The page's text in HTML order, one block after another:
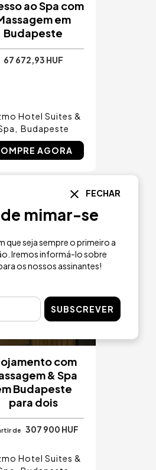
ao Spa com
em
Budapeste
67 672,93 HUF
Hotel Suites &
Budapeste
AGORA
com
& Spa
Budapeste
para dois
de 307 900 HUF
Hotel Suites &
FECHAR
mimar-se
que seja sempre o primeiro a
Iremos informá-lo sobre
os nossos assinantes!
SUBSCREVER